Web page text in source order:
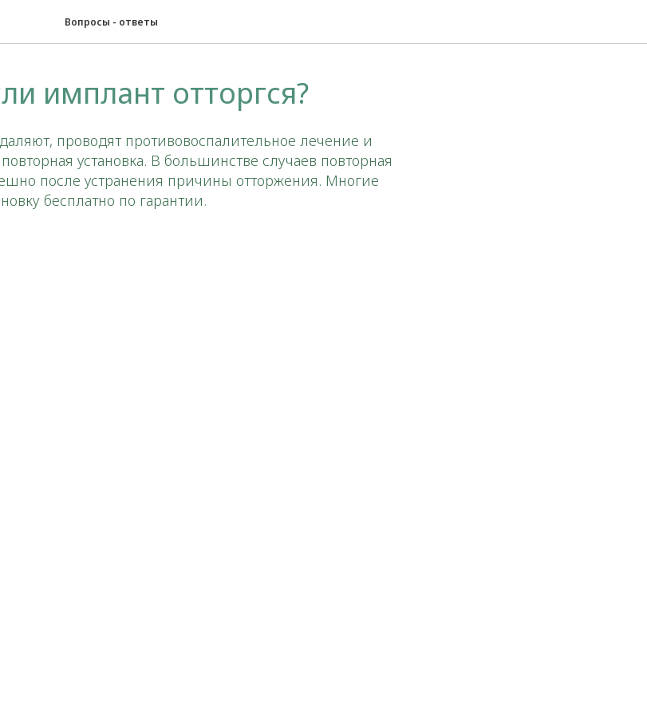
Вопросы - ответы
имплант отторгся?
проводят противовоспалительное лечение и
установка. В большинстве случаев повторная
после устранения причины отторжения. Многие
бесплатно по гарантии.